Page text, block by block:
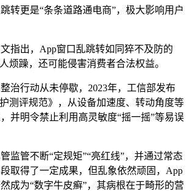
转更是“条条道路通电商”，极大影响用户
指出，App窗口乱跳转如同猝不及防的
烦躁，还可能侵害消费者合法权益。
治行动从未停歇，2023年，工信部发布
护测评规范》，从设备加速度、转动角度等
并明令禁止利用高灵敏度“摇一摇”等易误
监管不断“定规矩”“亮红线”，并通过常态
取得了一定成果，但乱象依然顽固，App
成为“数字牛皮癣”，其病根在于畸形的营